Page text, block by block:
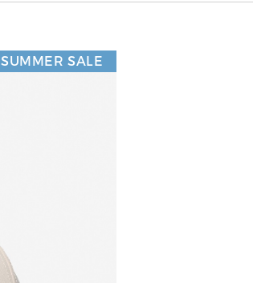
SUMMER SALE